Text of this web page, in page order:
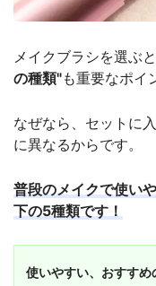
メイクブラシを選ぶと
の種類"も重要なポイ
なぜなら、セットに
に異なるからです。
普段のメイクで使い
下の5種類です！
使いやすい、おすすめ